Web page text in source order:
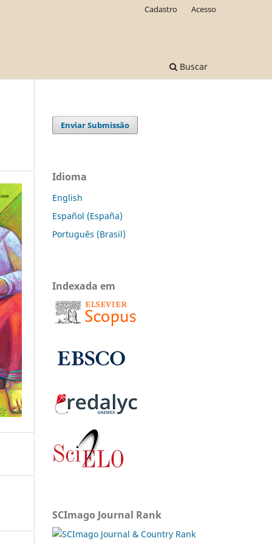
Buscar
Cadastro Acesso
Enviar Submissão
Idioma
English
Español (España)
Português (Brasil)
Indexada em
SCImago Journal Rank